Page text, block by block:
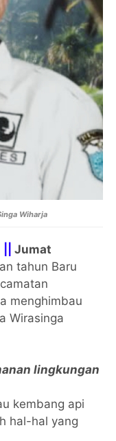
Wiharja
||Jumat
tahun Baru
menghimbau
Wirasinga
lingkungan
kembang api
hal-hal yang